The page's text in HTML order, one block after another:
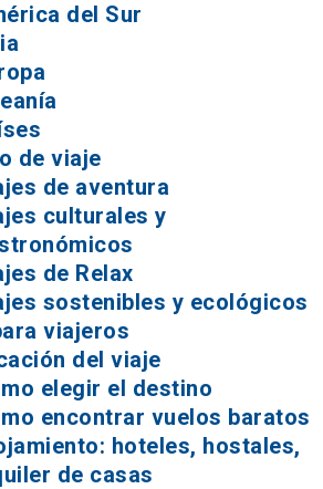
del Sur
de viaje
de aventura
culturales y
de Relax
sostenibles y ecológicos
viajeros
del viaje
elegir el destino
encontrar vuelos baratos
hoteles, hostales,
de casas